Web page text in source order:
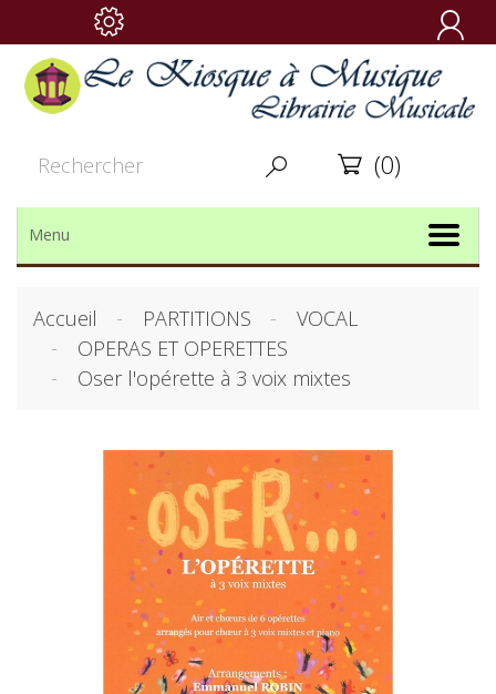

  (0)
Menu
Accueil PARTITIONS
VOCAL
OPERAS ET OPERETTES
Oser l'opérette à 3 voix mixtes